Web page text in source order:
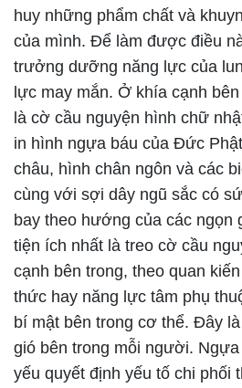
huy những phẩm chất và
của mình. Để làm được điều
trưởng dưỡng năng lực của
lực may mắn. Ở khía cạnh
là cờ cầu nguyện hình chữ
in hình ngựa báu của Đức
châu, hình chân ngôn và các
cùng với sợi dây ngũ sắc có
bay theo hướng của các ngọn
tiện ích nhất là treo cờ cầu
cạnh bên trong, theo quan
thức hay năng lực tâm phụ
bí mật bên trong cơ thể. Đây
gió bên trong mỗi người.
yếu quyết định yếu tố chi phối